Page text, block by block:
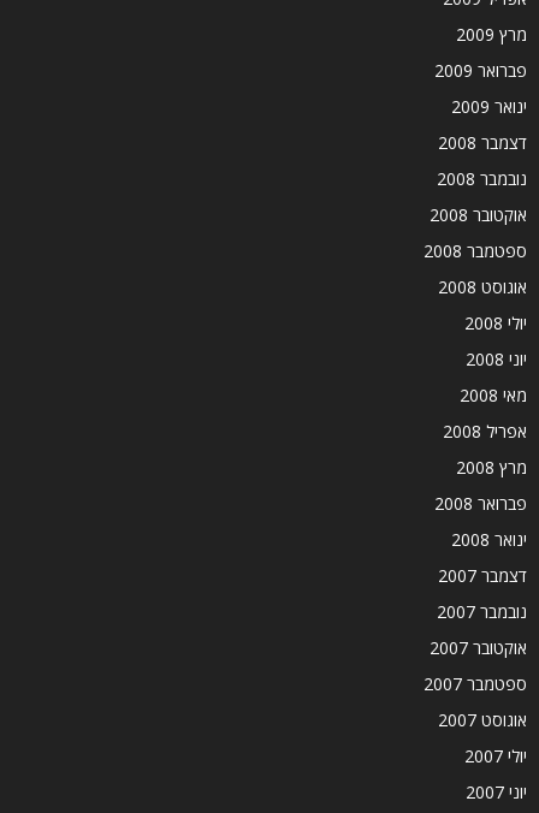
מרץ 2009
פברואר 2009
ינואר 2009
דצמבר 2008
נובמבר 2008
אוקטובר 2008
ספטמבר 2008
אוגוסט 2008
יולי 2008
יוני 2008
מאי 2008
אפריל 2008
מרץ 2008
פברואר 2008
ינואר 2008
דצמבר 2007
נובמבר 2007
אוקטובר 2007
ספטמבר 2007
אוגוסט 2007
יולי 2007
יוני 2007